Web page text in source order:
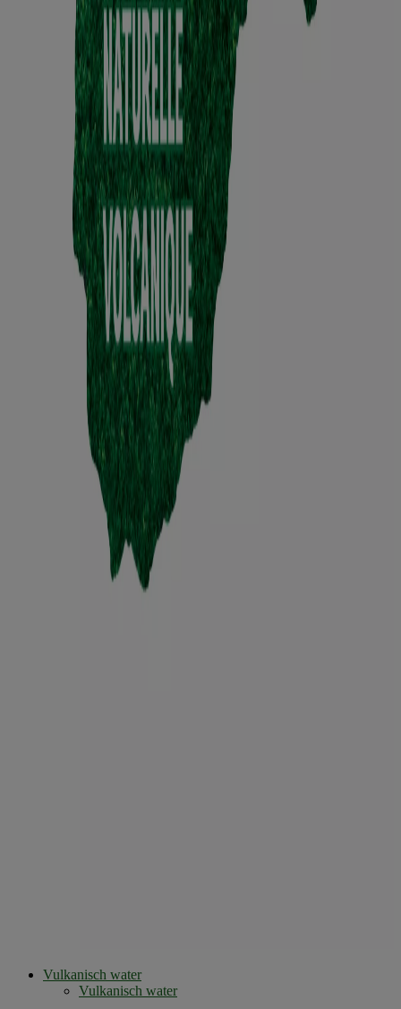
Vulkanisch water
Vulkanisch water